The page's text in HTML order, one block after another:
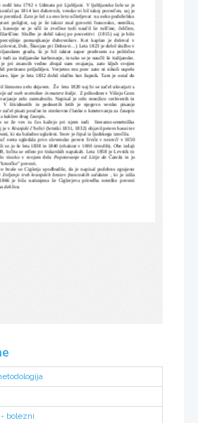
rodil leta 1792 v Udmatu pri Ljubljani. V ljubljanske šole se je
pa 1814 kot duhovnik, vendar ni bil takoj posvečen, saj je
premlad. Zato je šel za eno leto učiteljevat  na neko podeželsko
poliglot, saj je že takrat znal govoriti francosko, nemško,
kasneje se je učil in zvečine tudi naučil še ruščine, češčine,
Službo je dobil takoj po posvetitvi  (1815) saj je bilo
pomanjkanje  duhovnikov.  Kot   kaplan  je  deloval  v
Dob, Škocjan pri Dobravi...) Leta 1823 je dobil službo v
gradu, ki je bil takrat zapor predvsem za politične
tudi za italijanske karbonarje, in tako se je naučil še italijansko.
je pri znancih vedno zbujal sum ovajanja, zato kljub svojim
pretirano priljubljen. Verjetno mu prav zato ni nikoli uspelo
kjer je leta 1832 dobil službo kot župnik. Tam je ostal do
literarno zelo dejaven.  Že  leta 1820 naj bi se začel ukvarjati s
od vseh svetnikov in matere božje.  Z prihodom v Višnjo Goro
zelo razmahnilo. Napisal je celo množico cerkvenih in
V   štiridesetih   in   pedesetih   letih   je   njegovo   versko   pisanje
začel pisati poučne in strokovne članke o kmetovanju za časopis
kakšen drug časopis.
se  že  ves  ta  čas  kažejo  pri  njem   tudi     literarno-umetniška
je v Kranjski č'belici (letniki 1831, 1832) objavil petero basni ter
ki sta baladno uglašeni. Snov je črpal iz ljudskega izročila.
sveta ogledala prvo slovensko povest Sreča v nesreči v 1050
so jo še leta 1838 in 1840 (obakrat v 1000 izvodih). Obe izdaji
ločita se edino po tiskarskih napakah. Leta 1858 je Levstik to
visoko v svojem delu Popotovanje od Litije do Čateža in jo
povesti.
hvale so Ciglerja spodbudile, da je napisal podobno zgrajeno
življenje treh kranjskih bratov francoskih soldatov , ki je izšla
je bila natisnjena še Ciglerjeva priredba nemške povesti
deklica.
bolezni